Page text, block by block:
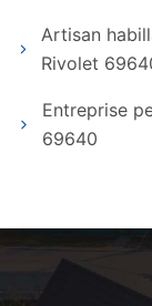
Artisan
Rivolet
Entreprise
69640